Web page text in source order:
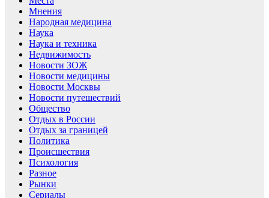
Мнения
Народная медицина
Наука
Наука и техника
Недвижимость
Новости ЗОЖ
Новости медицины
Новости Москвы
Новости путешествий
Общество
Отдых в России
Отдых за границей
Политика
Происшествия
Психология
Разное
Рынки
Сериалы